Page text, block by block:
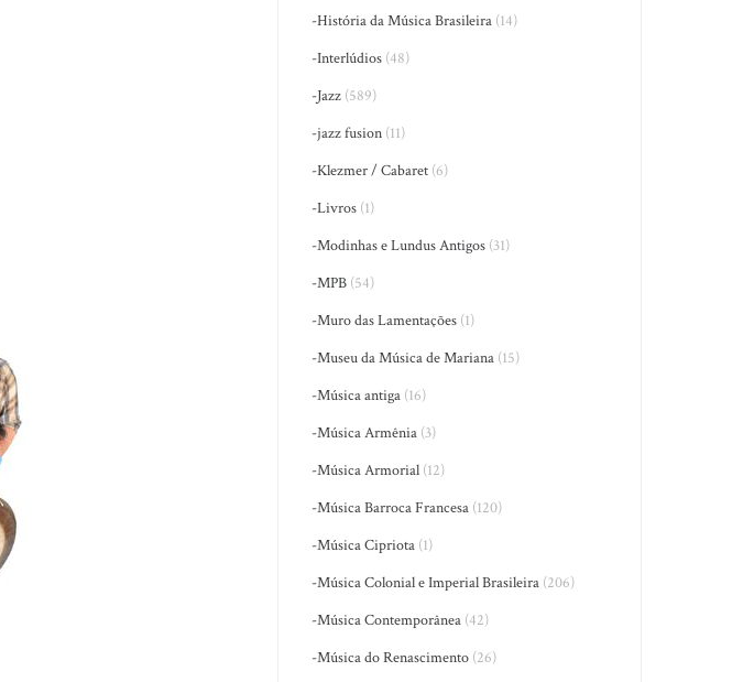
-História da Música Brasileira (14)
-Interlúdios (48)
-Jazz (589)
-jazz fusion (11)
-Klezmer / Cabaret (6)
-Livros (1)
-Modinhas e Lundus Antigos (31)
-MPB (54)
-Muro das Lamentações (1)
-Museu da Música de Mariana (15)
-Música antiga (16)
-Música Armênia (3)
-Música Armorial (12)
-Música Barroca Francesa (120)
-Música Cipriota (1)
-Música Colonial e Imperial Brasileira (206)
-Música Contemporânea (42)
-Música do Renascimento (26)